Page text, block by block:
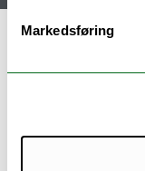
Markedsføring
Sped- og